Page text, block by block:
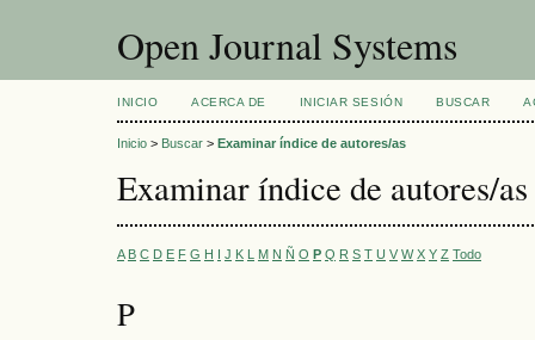
Open Journal Systems
INICIO ACERCA DE INICIAR SESIÓN BUSCAR
Inicio > Buscar > Examinar índice de autores/as
Examinar índice de autores/as
A B C D E F G H I J K L M N Ñ O P Q R S T U V W X Y Z Todo
P